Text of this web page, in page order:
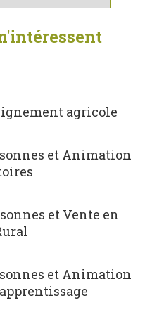
agricole
et Animation
et Vente en
et Animation